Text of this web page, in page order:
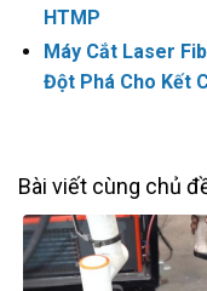
HTMP
Máy Cắt Laser
Đột Phá Cho Kết
Bài viết cùng chủ